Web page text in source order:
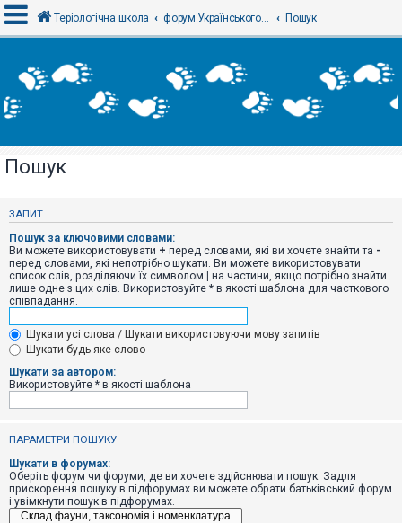
х
і
Р
с
р
а
ц
і
я
Т
е
м
и
б
і
п
о
в
і
д
Теріологічна школа форум Українського теріологічного товариства Пошук
Пошук
ЗАПИТ
Пошук за ключовими словами:
Ви можете використовувати + перед словами, які ви хочете знайти та -
перед словами, які непотрібно шукати. Ви можете використовувати
список слів, розділяючи їх символом | на частини, якщо потрібно знайти
лише одне з цих слів. Використовуйте * в якості шаблона для часткового
співпадання.
Шукати усі слова / Шукати використовуючи мову запитів
Шукати будь-яке слово
Шукати за автором:
Використовуйте * в якості шаблона
ПАРАМЕТРИ ПОШУКУ
Шукати в форумах:
Оберіть форум чи форуми, де ви хочете здійснювати пошук. Задля
прискорення пошуку в підфорумах ви можете обрати батьківський форум
і увімкнути пошук в підфорумах.